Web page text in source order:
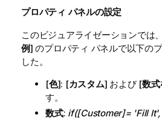
プロパティ パネルの設定
このビジュアライゼーションでは
例] のプロパティ パネルで以下の
した。
[色]: [カスタム] および [数式
す。
数式: if([Customer]= 'Fill It',